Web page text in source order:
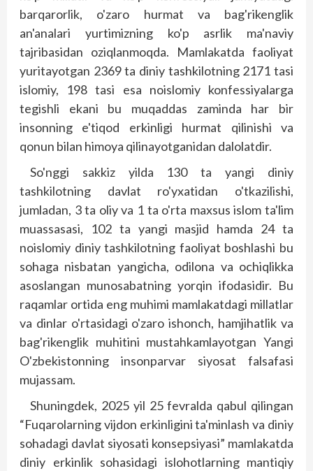
barqarorlik, o'zaro hurmat va bag'rikenglik
an'analari yurtimizning ko'p asrlik ma'naviy
tajribasidan oziqlanmoqda. Mamlakatda faoliyat
yuritayotgan 2369 ta diniy tashkilotning 2171 tasi
islomiy, 198 tasi esa noislomiy konfessiyalarga
tegishli ekani bu muqaddas zaminda har bir
insonning e'tiqod erkinligi hurmat qilinishi va
qonun bilan himoya qilinayotganidan dalolatdir.
So'nggi sakkiz yilda 130 ta yangi diniy
tashkilotning davlat ro'yxatidan o'tkazilishi,
jumladan, 3 ta oliy va 1 ta o'rta maxsus islom ta'lim
muassasasi, 102 ta yangi masjid hamda 24 ta
noislomiy diniy tashkilotning faoliyat boshlashi bu
sohaga nisbatan yangicha, odilona va ochiqlikka
asoslangan munosabatning yorqin ifodasidir. Bu
raqamlar ortida eng muhimi mamlakatdagi millatlar
va dinlar o'rtasidagi o'zaro ishonch, hamjihatlik va
bag'rikenglik muhitini mustahkamlayotgan Yangi
O'zbekistonning insonparvar siyosat falsafasi
mujassam.
Shuningdek, 2025 yil 25 fevralda qabul qilingan
“Fuqarolarning vijdon erkinligini ta'minlash va diniy
sohadagi davlat siyosati konsepsiyasi” mamlakatda
diniy erkinlik sohasidagi islohotlarning mantiqiy